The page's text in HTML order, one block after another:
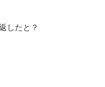
したと？